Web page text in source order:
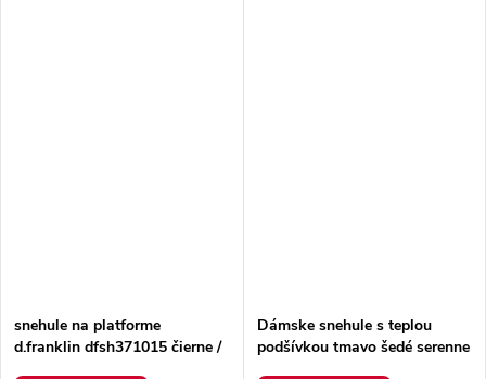
snehule na platforme
d.franklin dfsh371015 čierne /
Dámske snehule s teplou
podšívkou tmavo šedé serenne